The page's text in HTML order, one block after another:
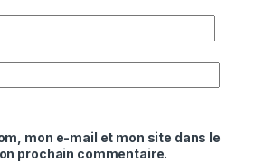
mon e-mail et mon site dans le
prochain commentaire.